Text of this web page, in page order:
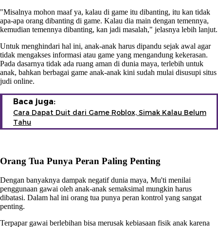
"Misalnya mohon maaf ya, kalau di game itu dibanting, itu kan tidak
apa-apa orang dibanting di game. Kalau dia main dengan temennya,
kemudian temennya dibanting, kan jadi masalah," jelasnya lebih lanjut.
Untuk menghindari hal ini, anak-anak harus dipandu sejak awal agar
tidak mengakses informasi atau game yang mengandung kekerasan.
Pada dasarnya tidak ada ruang aman di dunia maya, terlebih untuk
anak, bahkan berbagai game anak-anak kini sudah mulai disusupi situs
judi online.
Baca juga:
Cara Dapat Duit dari Game Roblox, Simak Kalau Belum
Tahu
Orang Tua Punya Peran Paling Penting
Dengan banyaknya dampak negatif dunia maya, Mu'ti menilai
penggunaan gawai oleh anak-anak semaksimal mungkin harus
dibatasi. Dalam hal ini orang tua punya peran kontrol yang sangat
penting.
Terpapar gawai berlebihan bisa merusak kebiasaan fisik anak karena